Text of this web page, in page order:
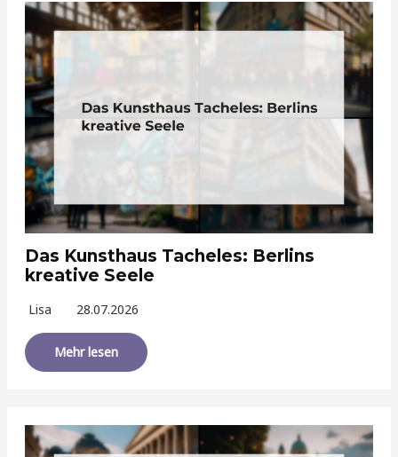
Das Kunsthaus Tacheles: Berlins
kreative Seele
Lisa 28.07.2026
Mehr lesen